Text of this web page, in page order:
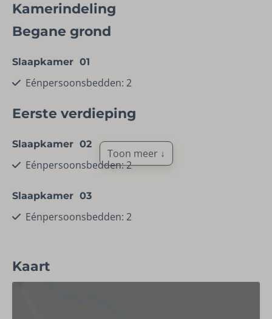
Soort accommodatie
Toilet
Toilet
Faciliteiten
Vaatwasser
Schoonmaakmiddelen
Stofzuiger
Ligging
Kamerindeling
Begane grond
Slaapkamer 01
Eénpersoonsbedden: 2
Eerste verdieping
Slaapkamer 02
Eénpersoonsbedden: 2
Slaapkamer 03
Eénpersoonsbedden: 2
Eénpersoonsbedden: 2
Toon meer ↓
Kaart